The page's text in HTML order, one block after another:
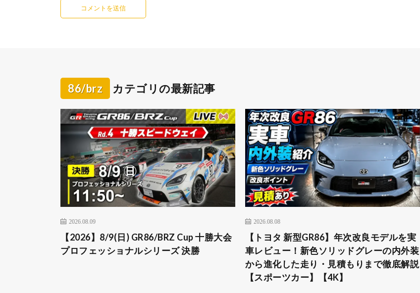
86/brz カテゴリの最新記事
2026.08.09
【2026】8/9(日) GR86/BRZ Cup 十勝大会
プロフェッショナルシリーズ 決勝
2026.08.08
【トヨタ 新型GR86】年次改良モデルを実
車レビュー！新色ソリッドグレーの内外装
から進化した走り・見積もりまで徹底解説
【スポーツカー】【4K】